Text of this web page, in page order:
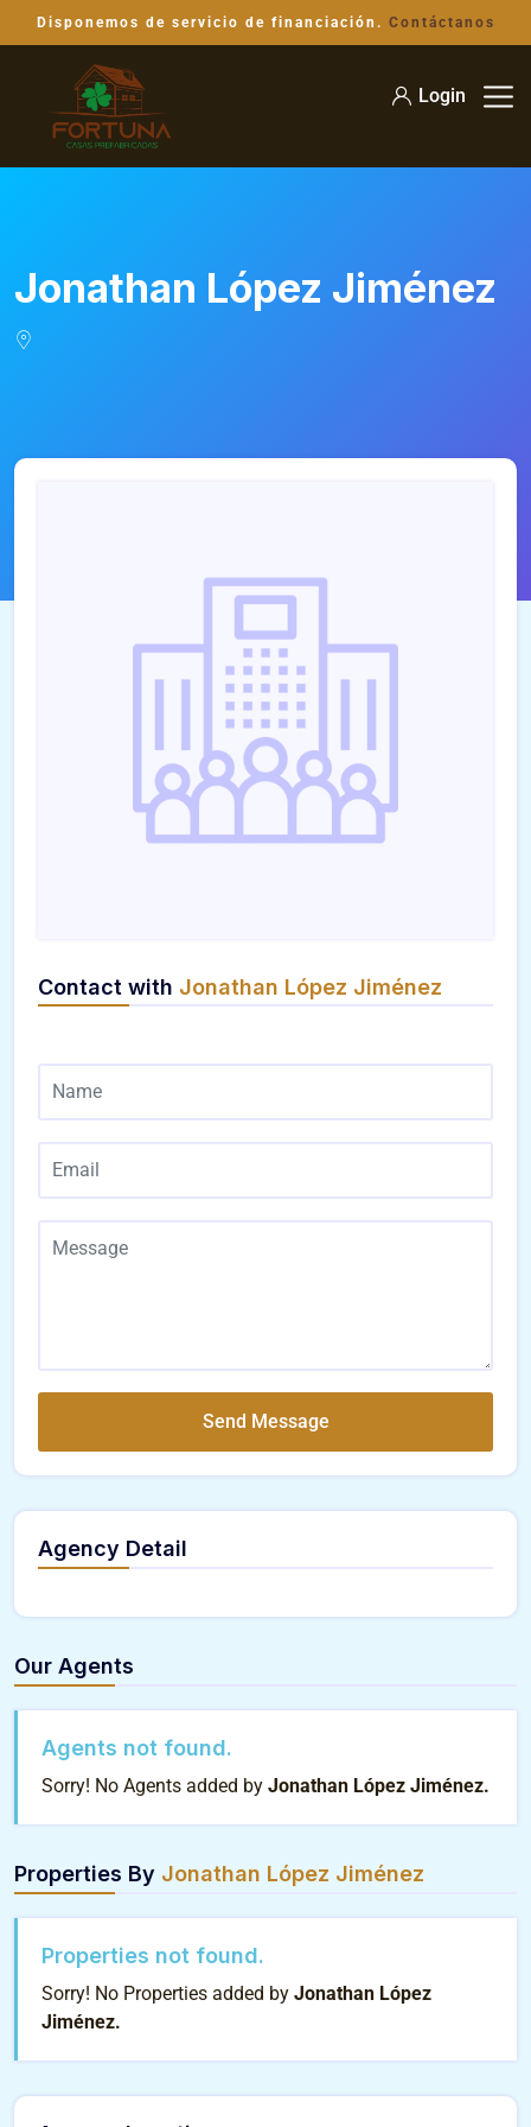
Disponemos de servicio de financiación. Contáctanos
Login
Jonathan López Jiménez
Contact with Jonathan López Jiménez
Send Message
Agency Detail
Our Agents
Agents not found.
Sorry! No Agents added by Jonathan López Jiménez.
Properties By Jonathan López Jiménez
Properties not found.
Sorry! No Properties added by Jonathan López
Jiménez.